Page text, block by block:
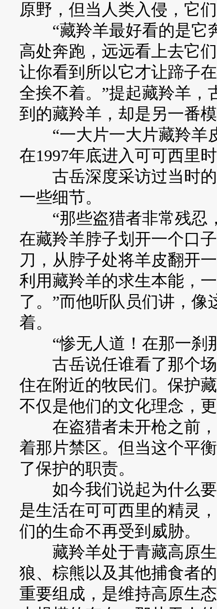
原野，但当人类入侵，它
“藏羚羊最好看的是它
高处奔跑，远远看上去它
让你看到所以它才让蹄子
全挨不着。”提起藏羚羊，
到的藏羚羊，却是另一番
“一大片一大片藏羚羊
在1997年底进入可可西里
古岳深度采访过当时的
一些细节。
“那些盗猎者非常残忍
在藏羚羊脖子划开一个口
刀，从脖子处将羊皮翻开
利用藏羚羊的求生本能，
了。”而他听队员们讲，像
着。
“惨无人道！在那一刹
古岳说任谁看了那个场
住在附近的牧民们。保护
不仅是他们的文化理念，
在盗猎者未开枪之前，
着那片禁区。但当这个平
了保护的职责。
如今我们说起为什么要
是生活在可可西里的精灵
们的生命不再受到威胁。
藏羚羊处于青藏高原生
狼、棕熊以及其他捕食者
重要组成，是维持高原生